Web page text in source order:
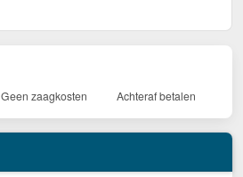
Geen zaagkosten Achteraf betalen